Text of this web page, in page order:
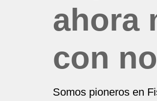
ahora
con
Somos pioneros en